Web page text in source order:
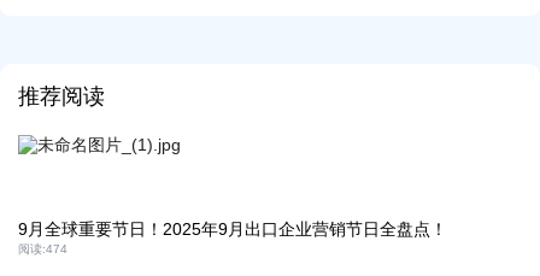
推荐阅读
9月全球重要节日！2025年9月出口企业营销节日全盘点！
阅读:474